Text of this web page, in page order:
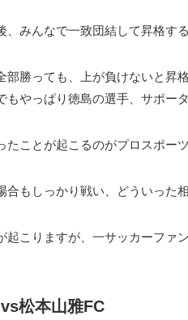
、みんなで一致団結して昇格
部勝っても、上が負けないと昇
もやっぱり徳島の選手、サポー
たことが起こるのがプロスポー
合もしっかり戦い、どういった
起こりますが、一サッカーファ
松本山雅FC